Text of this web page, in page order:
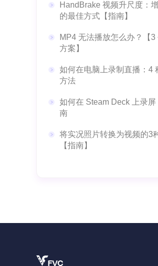
HandBrake 视频升尺度：
的最佳方式【指南】
MP4 无法播放怎么办？【3
方案】
如何在电脑上录制直播：4
方法
如何在 Steam Deck 上录
南
将实况照片转换为视频的3
【指南】